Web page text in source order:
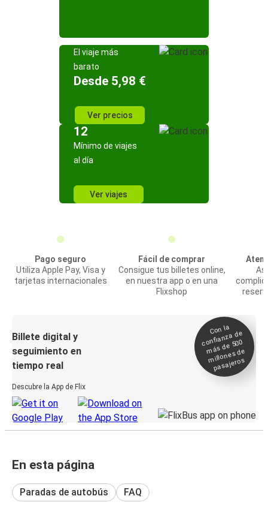
El viaje más
barato
Desde 5,98 €
Ver precios
12
Mínimo de viajes
al día
Ver viajes
Pago seguro
Utiliza Apple Pay, Visa y
tarjetas internacionales
Fácil de comprar
Consigue tus billetes online,
en nuestra app o en una
Flixshop
Billete digital y
seguimiento en
tiempo real
Descubre la App de Flix
Con la
confianza de
más de 500
millones de
pasajeros
En esta página
Paradas de autobús FAQ